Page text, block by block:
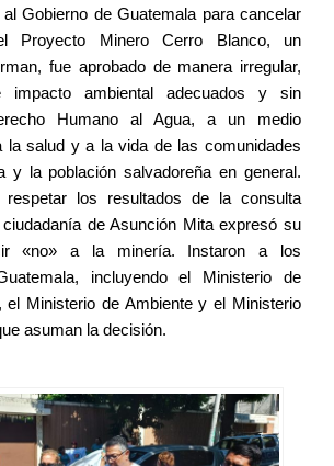
al Gobierno de Guatemala para cancelar
Proyecto Minero Cerro Blanco, un
fue aprobado de manera irregular,
impacto ambiental adecuados y sin
Humano al Agua, a un medio
la salud y a la vida de las comunidades
y la población salvadoreña en general.
respetar los resultados de la consulta
de Asunción Mita expresó su
«no» a la minería. Instaron a los
incluyendo el Ministerio de
el Ministerio de Ambiente y el Ministerio
asuman la decisión.